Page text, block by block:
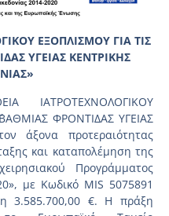
ΕΞΟΠΛΙΣΜΟΥ ΓΙΑ ΤΙΣ
ΥΓΕΙΑΣ ΚΕΝΤΡΙΚΗΣ
ΙΑΤΡΟΤΕΧΝΟΛΟΓΙΚΟΥ
ΦΡΟΝΤΙΔΑΣ ΥΓΕΙΑΣ
άξονα προτεραιότητας
και καταπολέμηση της
Προγράμματος
με Κωδικό MIS 5075891
3.585.700,00 €. Η πράξη